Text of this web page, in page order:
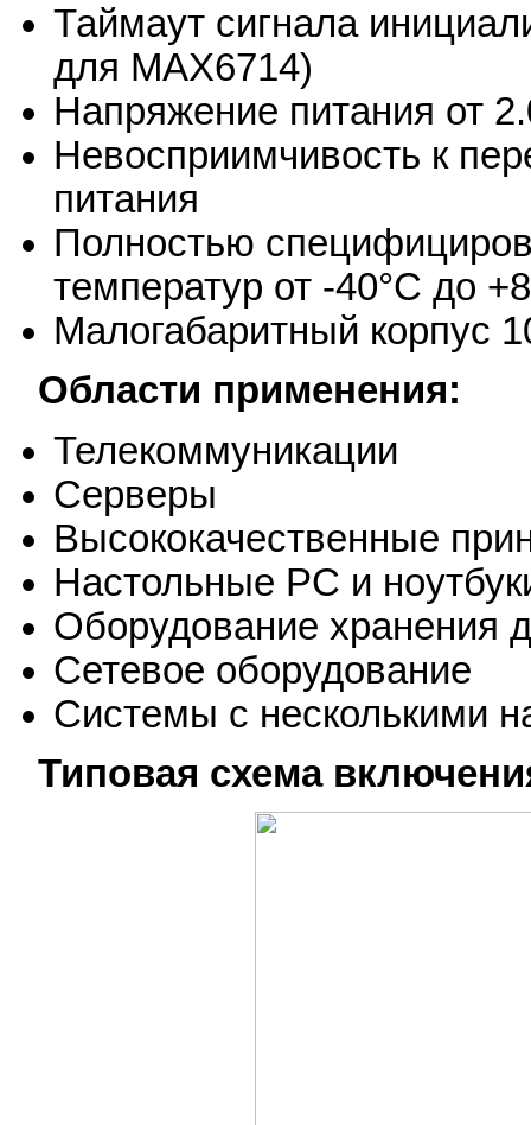
Таймаут сигнала
для MAX6714)
Напряжение питания от
Невосприимчивость к
питания
Полностью
температур от -40°С до
Малогабаритный корпус
Области применения:
Телекоммуникации
Серверы
Высококачественные
Настольные PC и
Оборудование хранения
Сетевое оборудование
Системы с несколькими
Типовая схема